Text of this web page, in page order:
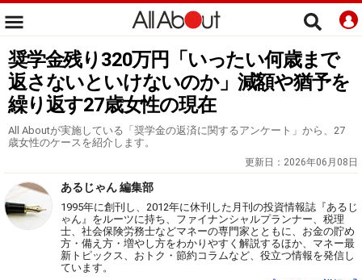
奨学金残り320万円「いったい何歳まで
返さないといけないのか」減額や猶予を
繰り返す27歳女性の現在
All Aboutが実施している「奨学金の返済に関するアンケート」から、27
歳女性のケースを紹介します。
更新日： 2026年06月08日
あるじゃん 編集部
1995年に創刊し、2012年に休刊した月刊の投資情報誌『あるじ
ゃん』をルーツに持ち、ファイナンシャルプランナー、税理
士、社会保険労務士などマネーの専門家とともに、お金の貯め
方・備え方・増やし方をわかりやすく解説するほか、マネー最
新トピックス、おトク・節約コラムなど、役立つ情報を発信し
ています。